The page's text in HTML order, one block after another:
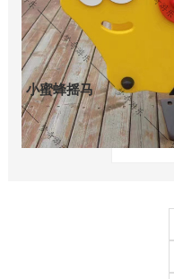
小蜜蜂摇马